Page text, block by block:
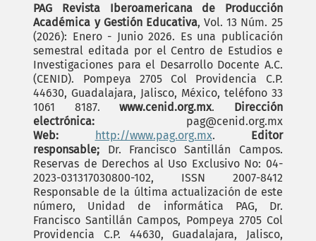
PAG Revista Iberoamericana de Producción
Académica y Gestión Educativa, Vol. 13 Núm. 25
(2026): Enero - Junio 2026. Es una publicación
semestral editada por el Centro de Estudios e
Investigaciones para el Desarrollo Docente A.C.
(CENID). Pompeya 2705 Col Providencia C.P.
44630, Guadalajara, Jalisco, México, teléfono 33
1061 8187.www.cenid.org.mx. Dirección
electrónica: pag@cenid.org.mx
Web:
http://www.pag.org.mx.
Editor
responsable; Dr. Francisco Santillán Campos.
Reservas de Derechos al Uso Exclusivo No: 04-
2023-031317030800-102, ISSN 2007-8412
Responsable de la última actualización de este
número, Unidad de informática PAG, Dr.
Francisco Santillán Campos, Pompeya 2705 Col
Providencia C.P. 44630, Guadalajara, Jalisco,